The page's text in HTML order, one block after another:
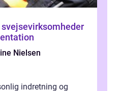
Nielsen
indretning og